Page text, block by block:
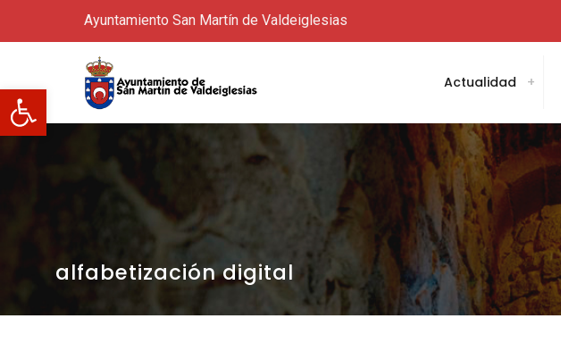
Abrir barra de herramientas
Ayuntamiento San Martín de Valdeiglesias
Actualidad
alfabetización digital